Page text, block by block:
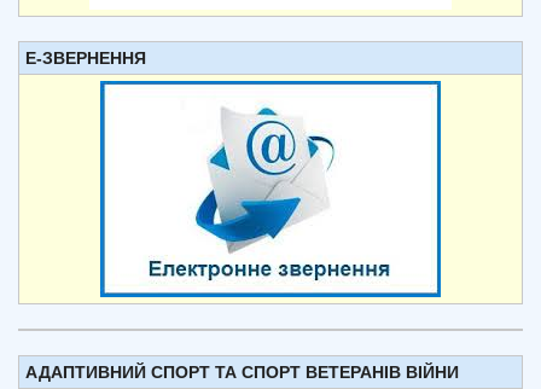
Е-ЗВЕРНЕННЯ
АДАПТИВНИЙ СПОРТ ТА СПОРТ ВЕТЕРАНІВ ВІЙНИ